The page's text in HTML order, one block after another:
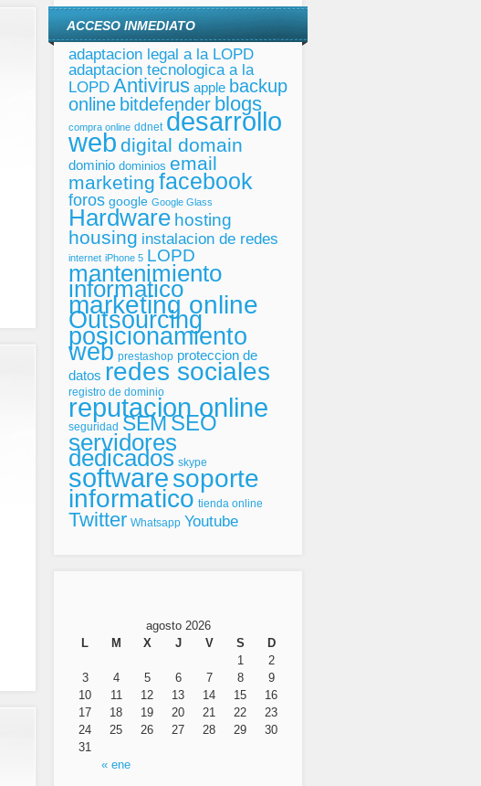
ACCESO INMEDIATO
adaptacion legal a la LOPD
adaptacion tecnologica a la
LOPD Antivirus apple backup
online bitdefender blogs
compra online ddnet desarrollo
web digital domain
dominio dominios email
marketing facebook
foros google Google Glass
Hardware hosting
housing instalacion de redes
internet iPhone 5 LOPD
mantenimiento
informatico
marketing online
Outsourcing
posicionamiento
web prestashop proteccion de
datos redes sociales
registro de dominio
reputacion online
seguridad SEMSEO
servidores
dedicados skype
softwaresoporte
informatico tienda online
Twitter Whatsapp Youtube
agosto 2026
L
M X J V S D
« ene
1
2
3
4 5 6 7 8
9
10
11 12 13 14 15
16
17
18 19 20 21 22
23
24
25 26 27 28 29
30
31